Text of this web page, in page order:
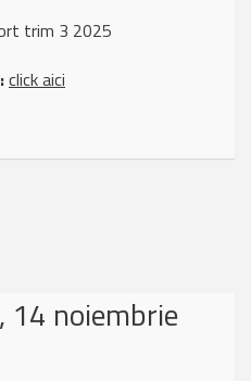
trim 3 2025
click aici
14 noiembrie